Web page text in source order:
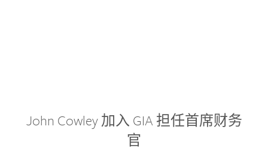
John Cowley 加入 GIA 担任首席财务
官